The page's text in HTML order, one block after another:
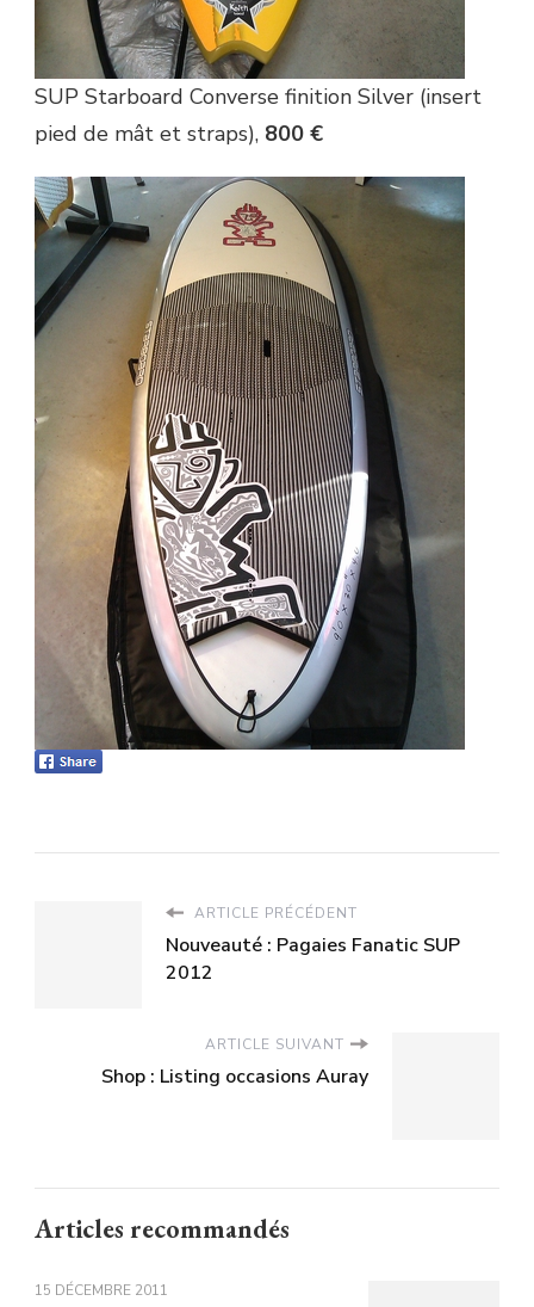
SUP Starboard Converse finition Silver (insert
pied de mât et straps), 800 €
ARTICLE PRÉCÉDENT
Nouveauté : Pagaies Fanatic SUP
2012
ARTICLE SUIVANT
Shop : Listing occasions Auray
Articles recommandés
15 DÉCEMBRE 2011